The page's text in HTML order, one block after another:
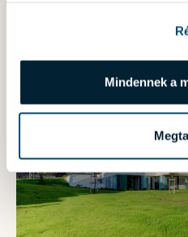
Mindennek a
A NÉMETVÖLGYI
SHORTLISTJÉRE
2024.07.03.